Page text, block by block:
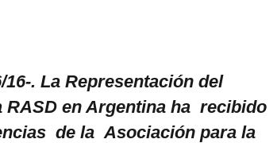
. La Representación del
RASD en Argentina ha recibido
de la Asociación para la